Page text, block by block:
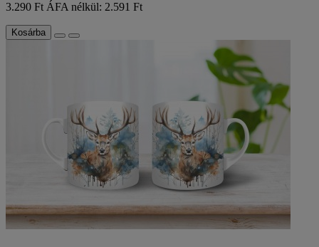
3.290 Ft ÁFA nélkül: 2.591 Ft
Kosárba